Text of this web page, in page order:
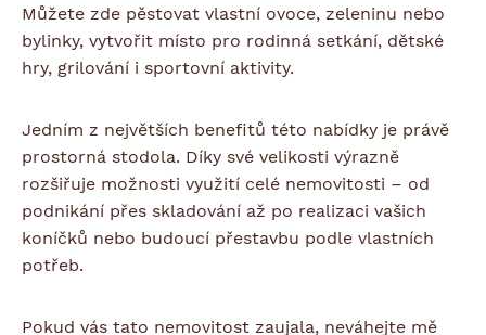
Můžete zde pěstovat vlastní ovoce, zeleninu nebo
bylinky, vytvořit místo pro rodinná setkání, dětské
hry, grilování i sportovní aktivity.
Jedním z největších benefitů této nabídky je právě
prostorná stodola. Díky své velikosti výrazně
rozšiřuje možnosti využití celé nemovitosti – od
podnikání přes skladování až po realizaci vašich
koníčků nebo budoucí přestavbu podle vlastních
potřeb.
Pokud vás tato nemovitost zaujala, neváhejte mě